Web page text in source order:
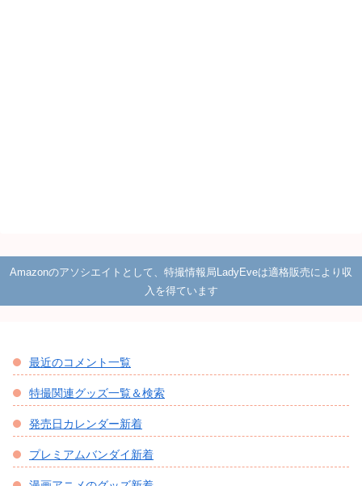
Amazonのアソシエイトとして、特撮情報局LadyEveは適格販売により収
入を得ています
最近のコメント一覧
特撮関連グッズ一覧＆検索
発売日カレンダー新着
プレミアムバンダイ新着